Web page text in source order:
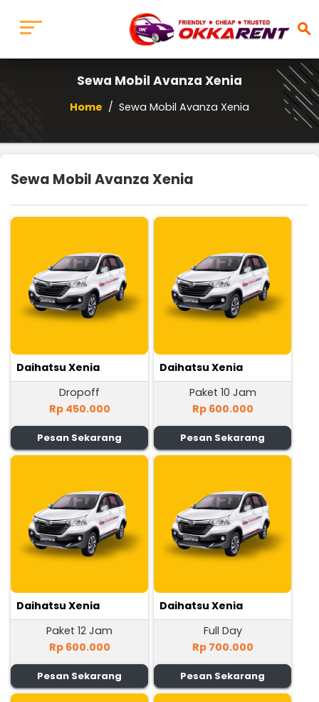
search
Sewa Mobil Avanza Xenia
Home / Sewa Mobil Avanza Xenia
Sewa Mobil Avanza Xenia
Daihatsu Xenia
Dropoff
Rp 450.000
Pesan Sekarang
Daihatsu Xenia
Paket 10 Jam
Rp 600.000
Pesan Sekarang
Daihatsu Xenia
Paket 12 Jam
Rp 600.000
Pesan Sekarang
Daihatsu Xenia
Full Day
Rp 700.000
Pesan Sekarang